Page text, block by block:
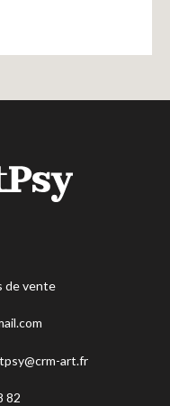
de vente
art.fr
82